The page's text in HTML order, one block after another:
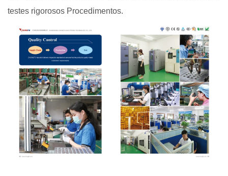
testes rigorosos Procedimentos.